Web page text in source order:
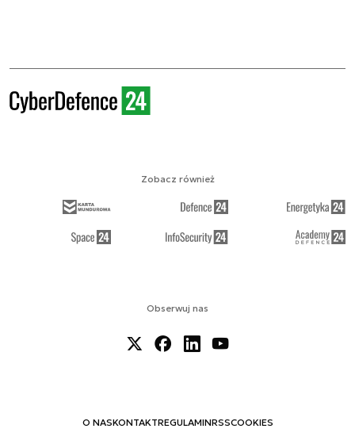
Obserwuj nas
O NASKONTAKTREGULAMINRSSCOOKIES
Zobacz również